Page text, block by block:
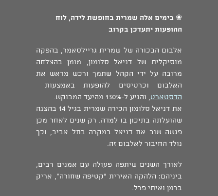
❀ בימים אלה שמרית בחופשת לידה, לוח
ההופעות יתעדכן בקרוב
אלבום הבכורה של שמרית גריילסאמר, בהפקה
מוסיקלית של דניאל סלומון, מומן בהצלחה
מרובה על ידי הקהל שתמך ורכש מראש את
האלבום וכרטיסים להופעות באמצעות
הדסטארט, והגיע ל-130% מהיעד המבוקש.
את דניאל סלומון הכירה שמרית בגיל 14 בהצגה
שהועלתה בתיכון בו למדה. רק שנים לאחר מכן
פגשה שוב את דניאל במקרה בתל אביב, וכך
נולד החיבור לאלבום זה.
לאורך השנים שיתפה פעולה עם אמנים רבים,
ביניהם: הלהקה האירית "קטיפה שחורה", אריק
ברמן ואיתי פרל.